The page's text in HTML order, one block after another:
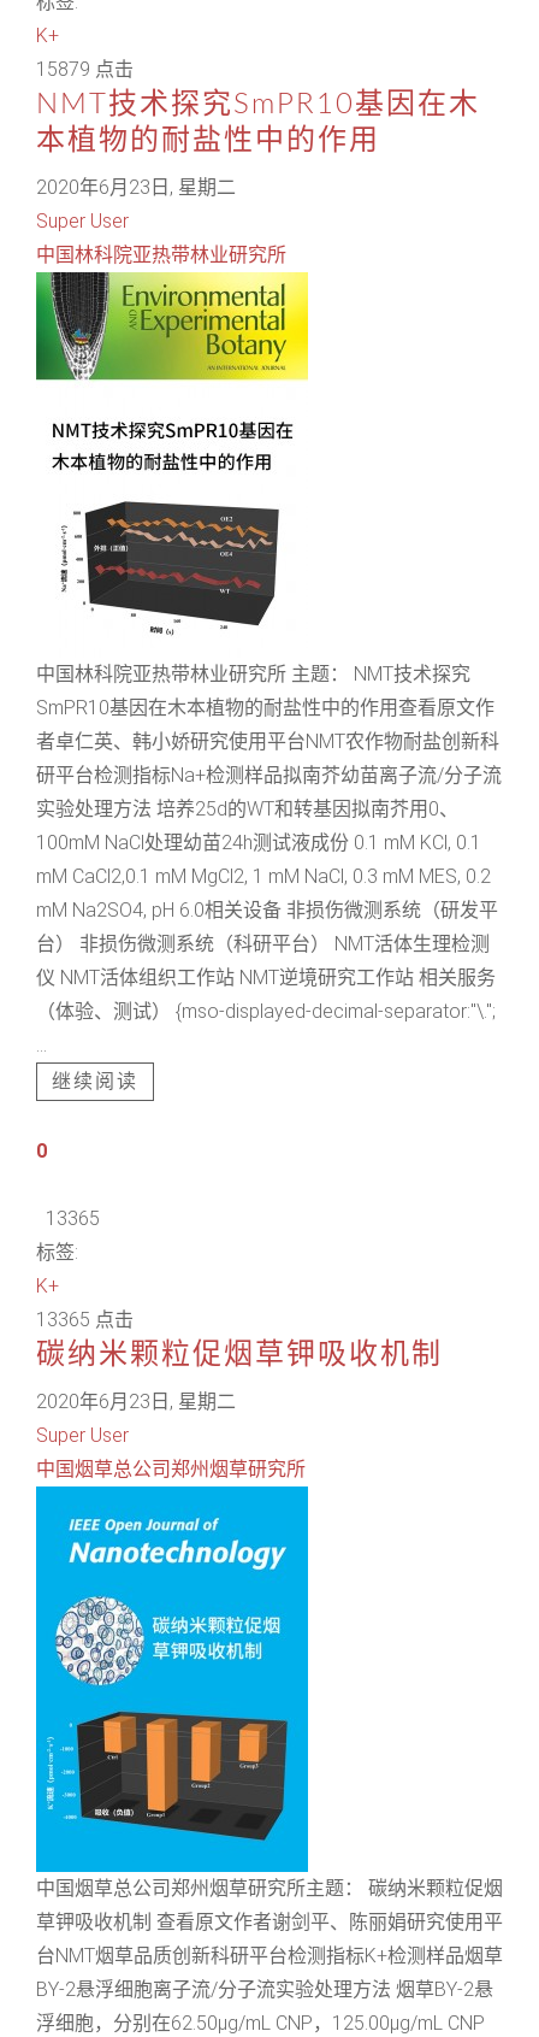
K+
15879 点击
NMT技术探究SmPR10基因在木
本植物的耐盐性中的作用
2020年6月23日, 星期二
Super User
中国林科院亚热带林业研究所
中国林科院亚热带林业研究所 主题： NMT技术探究
SmPR10基因在木本植物的耐盐性中的作用查看原文作
者卓仁英、韩小娇研究使用平台NMT农作物耐盐创新科
研平台检测指标Na+检测样品拟南芥幼苗离子流/分子流
实验处理方法 培养25d的WT和转基因拟南芥用0、
100mM NaCl处理幼苗24h测试液成份 0.1 mM KCl, 0.1
mM CaCl2,0.1 mM MgCl2, 1 mM NaCl, 0.3 mM MES, 0.2
mM Na2SO4, pH 6.0相关设备 非损伤微测系统（研发平
台） 非损伤微测系统（科研平台） NMT活体生理检测
仪 NMT活体组织工作站 NMT逆境研究工作站 相关服务
（体验、测试） {mso-displayed-decimal-separator:"\.";
...
继续阅读
0
13365
标签:
K+
13365 点击
碳纳米颗粒促烟草钾吸收机制
2020年6月23日, 星期二
Super User
中国烟草总公司郑州烟草研究所
中国烟草总公司郑州烟草研究所主题： 碳纳米颗粒促烟
草钾吸收机制 查看原文作者谢剑平、陈丽娟研究使用平
台NMT烟草品质创新科研平台检测指标K+检测样品烟草
BY-2悬浮细胞离子流/分子流实验处理方法 烟草BY-2悬
浮细胞，分别在62.50μg/mL CNP，125.00μg/mL CNP